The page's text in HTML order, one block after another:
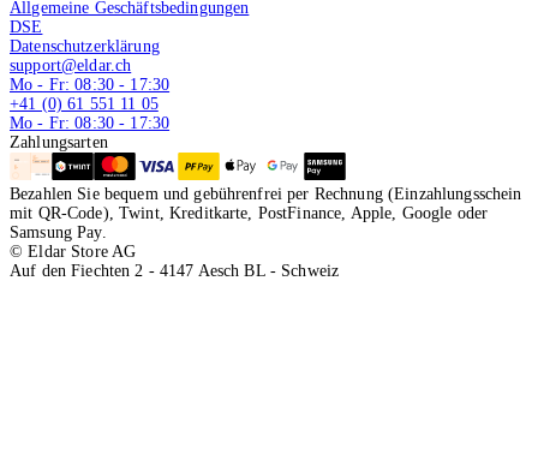
Allgemeine Geschäftsbedingungen
DSE
Datenschutzerklärung
support@eldar.ch
Mo - Fr: 08:30 - 17:30
+41 (0) 61 551 11 05
Mo - Fr: 08:30 - 17:30
Zahlungsarten
Bezahlen Sie bequem und gebührenfrei per Rechnung (Einzahlungsschein
mit QR-Code), Twint, Kreditkarte, PostFinance, Apple, Google oder
Samsung Pay.
© Eldar Store AG
Auf den Fiechten 2 - 4147 Aesch BL - Schweiz